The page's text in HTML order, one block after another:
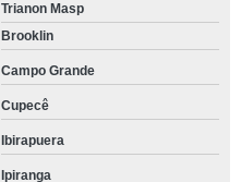
Trianon Masp
Brooklin
Campo Grande
Cupecê
Ibirapuera
Ipiranga